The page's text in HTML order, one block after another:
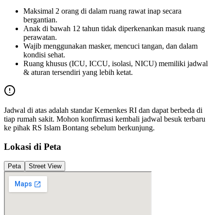
Maksimal 2 orang di dalam ruang rawat inap secara
bergantian.
Anak di bawah 12 tahun tidak diperkenankan masuk ruang
perawatan.
Wajib menggunakan masker, mencuci tangan, dan dalam
kondisi sehat.
Ruang khusus (ICU, ICCU, isolasi, NICU) memiliki jadwal
& aturan tersendiri yang lebih ketat.
Jadwal di atas adalah standar Kemenkes RI dan dapat berbeda di
tiap rumah sakit. Mohon konfirmasi kembali jadwal besuk terbaru
ke pihak RS Islam Bontang sebelum berkunjung.
Lokasi di Peta
Peta Street View